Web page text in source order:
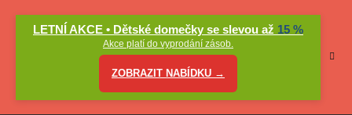
LETNÍ AKCE • Dětské domečky se slevou až 15 %
Akce platí do vyprodání zásob.
ZOBRAZIT NABÍDKU →